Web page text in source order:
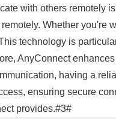
with others remotely
Whether you're
technology is
AnyConnect
having a
ensuring secure
provides.#3#